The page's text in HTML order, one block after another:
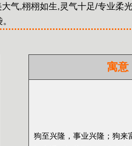
气,栩栩如生,灵气十足/专业柔
寓意
狗至兴隆，事业兴隆；狗来